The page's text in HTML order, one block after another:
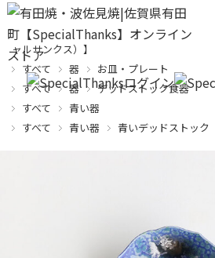
産直！有田焼、波佐見焼オンラインショッ
ャルサンクス）】
すべて
器
お皿・プレート
すべて
器
デッドストック食器
すべて
青い器
すべて
青い器 青いデッドストック